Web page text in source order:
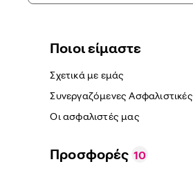
Ποιοι είμαστε
Σχετικά με εμάς
Συνεργαζόμενες Ασφαλιστικές
Οι ασφαλιστές μας
Προσφορές 10